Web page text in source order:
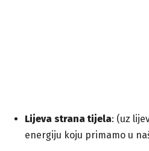
Lijeva strana tijela: (uz
energiju koju primamo u